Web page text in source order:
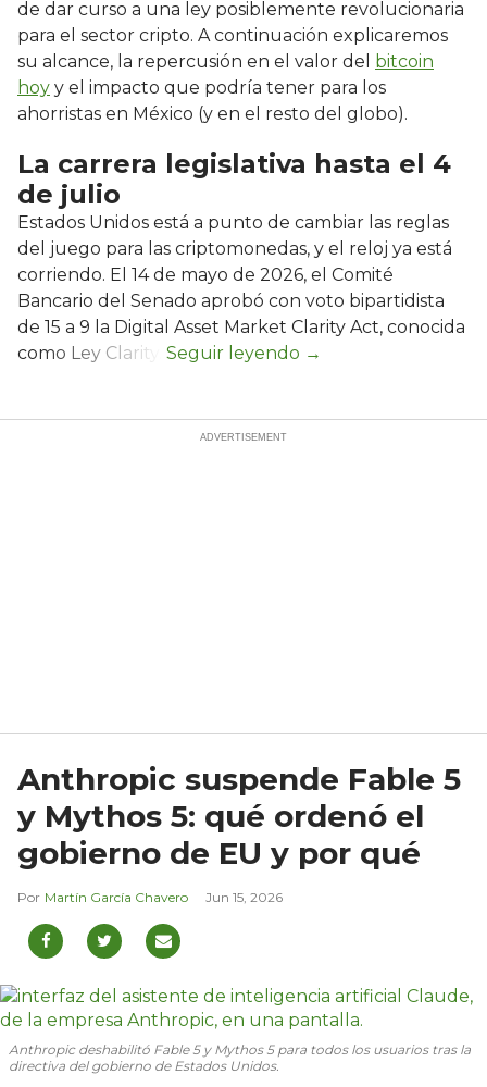
de dar curso a una ley posiblemente revolucionaria
para el sector cripto. A continuación explicaremos
su alcance, la repercusión en el valor del bitcoin
hoy y el impacto que podría tener para los
ahorristas en México (y en el resto del globo).
La carrera legislativa hasta el 4
de julio
Estados Unidos está a punto de cambiar las reglas
del juego para las criptomonedas, y el reloj ya está
corriendo. El 14 de mayo de 2026, el Comité
Bancario del Senado aprobó con voto bipartidista
de 15 a 9 la Digital Asset Market Clarity Act, conocida
como Ley Clarity.
Anthropic suspende Fable 5
y Mythos 5: qué ordenó el
gobierno de EU y por qué
Martín García Chavero Jun 15, 2026
Anthropic deshabilitó Fable 5 y Mythos 5 para todos los usuarios tras la
directiva del gobierno de Estados Unidos.